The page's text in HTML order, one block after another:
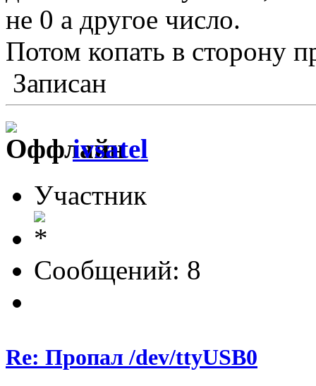
не 0 а другое число.
Потом копать в сторону
Записан
ivsatel
Участник
Сообщений: 8
Re: Пропал /dev/ttyUSB0